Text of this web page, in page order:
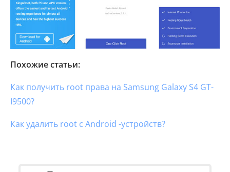
Похожие статьи:
Как получить root права на Samsung Galaxy S4 GT-
I9500?
Как удалить root с Android -устройств?